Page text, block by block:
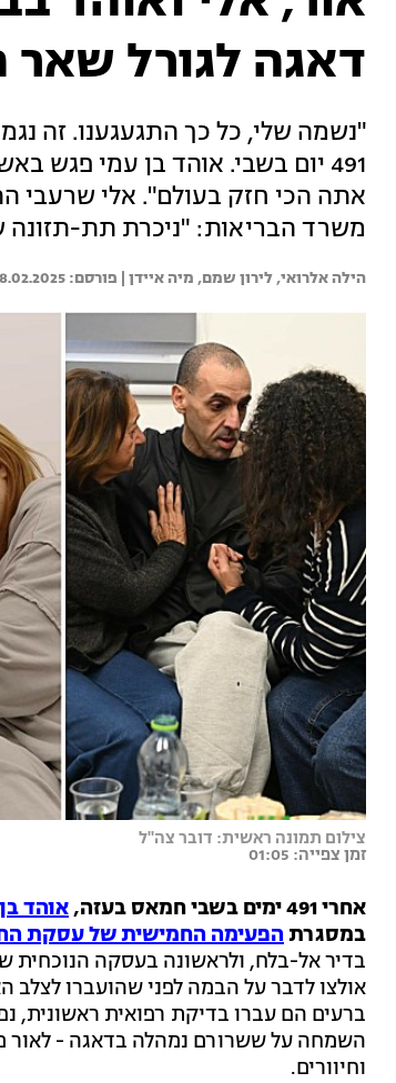
דאגה לגורל שאר
"נשמה שלי, כל כך התגעגענו. זה
491 יום בשבי. אוהד בן עמי פגש
אתה הכי חזק בעולם". אלי שרעבי
משרד הבריאות: "ניכרת תת-
הילה אלרואי, לירון שמם, מיה איידן |
צילום תמונה ראשית: דובר צה"ל
זמן צפייה: 01:05
אחרי 491 ימים בשבי חמאס בעזה, אוהד
במסגרתהפעימה החמישית של עסקת
בדיר אל-בלח, ולראשונה בעסקה
אולצו לדבר על הבמה לפני שהועברו
ברעים הם עברו בדיקת רפואית ראשונית,
השמחה על ששרורם נמהלה בדאגה - לאור
וחיוורים.